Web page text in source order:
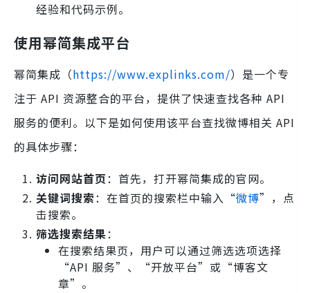
经验和代码示例。
使用幂简集成平台
幂简集成（https://www.explinks.com/）是一个专
注于 API 资源整合的平台，提供了快速查找各种 API
服务的便利。以下是如何使用该平台查找微博相关 API
的具体步骤：
访问网站首页：首先，打开幂简集成的官网。
关键词搜索：在首页的搜索栏中输入“微博”，点
击搜索。
筛选搜索结果：
在搜索结果页，用户可以通过筛选选项选择
“API 服务”、“开放平台”或“博客文
章”。